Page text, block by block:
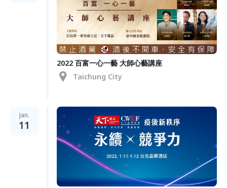
2022 百富一心一藝 大師心藝講座
Taichung City
Jan.
11